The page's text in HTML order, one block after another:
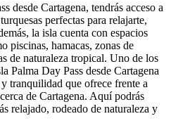
desde Cartagena, tendrás acceso a
perfectas para relajarte,
la isla cuenta con espacios
piscinas, hamacas, zonas de
de naturaleza tropical. Uno de los
Palma Day Pass desde Cartagena
tranquilidad que ofrece frente a
de Cartagena. Aquí podrás
relajado, rodeado de naturaleza y